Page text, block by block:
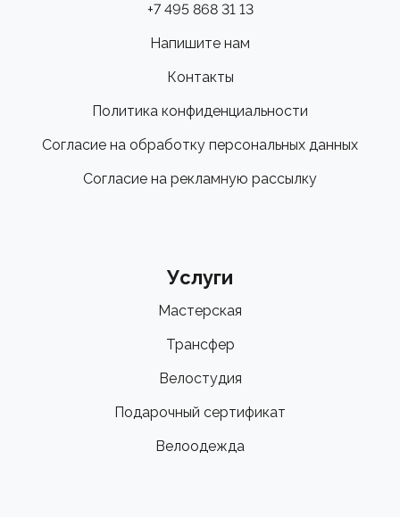
+7 495 868 31 13
Напишите нам
Контакты
Политика конфиденциальности
Согласие на обработку персональных данных
Согласие на рекламную рассылку
Услуги
Мастерская
Трансфер
Велостудия
Подарочный сертификат
Велоодежда